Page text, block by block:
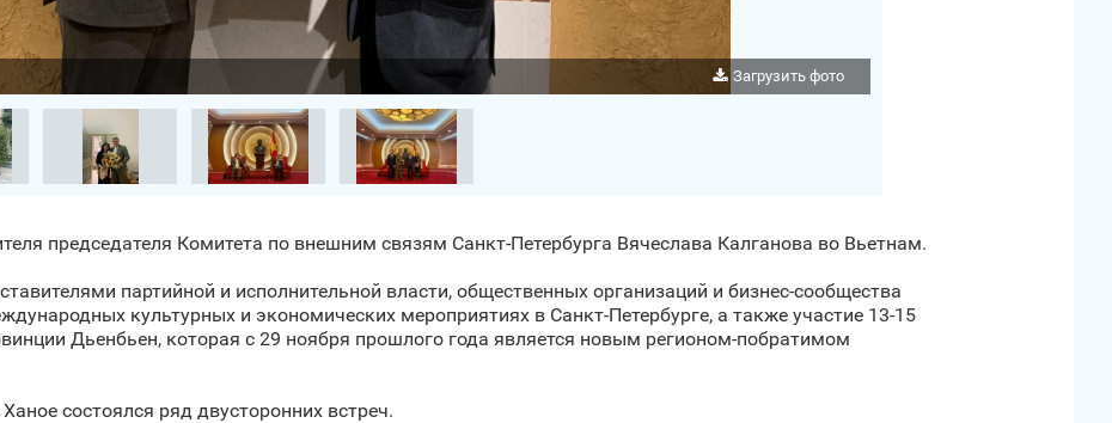
Загрузить фото
председателя Комитета по внешним связям Санкт‑Петербурга Вячеслава Калганова во Вьетнам.
партийной и исполнительной власти, общественных организаций и бизнес-сообщества
культурных и экономических мероприятиях в Санкт‑Петербурге, а также участие 13-15
Дьенбьен, которая с 29 ноября прошлого года является новым регионом-побратимом
состоялся ряд двусторонних встреч.